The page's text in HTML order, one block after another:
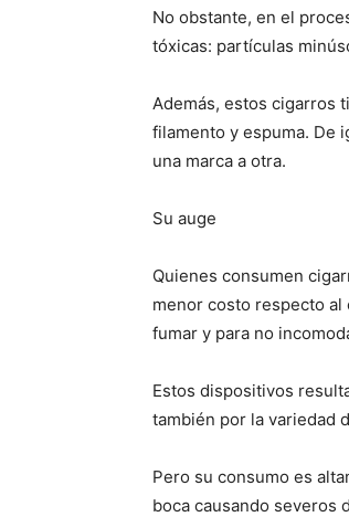
No obstante, en el
tóxicas: partículas
Además, estos cigarros
filamento y espuma. De
una marca a otra.
Su auge
Quienes consumen
menor costo respecto
fumar y para no
Estos dispositivos
también por la variedad
Pero su consumo es
boca causando severos